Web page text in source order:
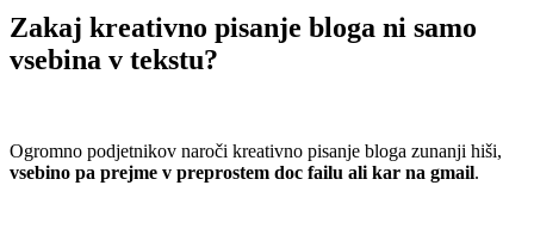
Zakaj kreativno pisanje bloga ni samo
vsebina v tekstu?
Ogromno podjetnikov naroči kreativno pisanje bloga zunanji hiši,
vsebino pa prejme v preprostem doc failu ali kar na gmail.